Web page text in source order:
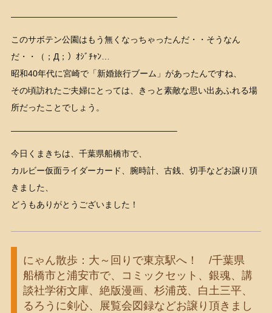
———————————————————–
このサボテン公園はもう無くなっちゃったんだ・・そうなん
だ・・（；Д；）ｵｼﾞﾁｬﾝ…
昭和40年代に宮崎で「新婚旅行ブーム」があったんですね、
その頃訪れたご夫婦にとっては、きっと素敵な思い出あふれる場
所だったことでしょう。
———————————————————–
今日くまきちは、千葉県船橋市で、
カルビー仮面ライダーカード、腕時計、古銭、切手などお譲り頂
きました、
どうもありがとうございました！
にゃん散歩：大～回りで東京駅へ！ /千葉県
船橋市と浦安市で、コミックセット、銀魂、講
談社学術文庫、絶版漫画、杉浦茂、白土三平、
るろうに剣心、展覧会図録などお譲り頂きまし